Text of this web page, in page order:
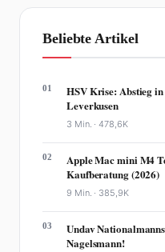
Beliebte Artikel
01
HSV Krise: Abstieg in
Leverkusen
3 Min. ·478,6K
02
Apple Mac mini M4
Kaufberatung (2026)
9 Min. · 385,9K
03
Undav
Nagelsmann!